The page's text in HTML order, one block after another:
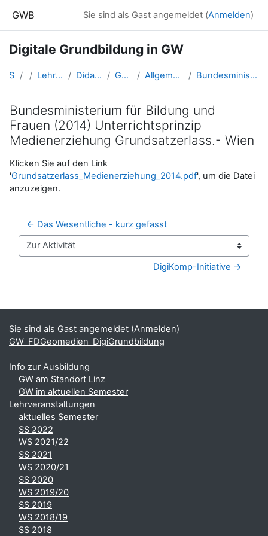
GWB Sie sind als Gast angemeldet (Anmelden)
Digitale Grundbildung in GW
Startseite Kurse Lehramtsausbildung GW im Cluster Österreich Mitte Didaktik der Geo- und Wirtschaftsmedien (GW B 5.2) GW_FDGeomedien_DigiGrundbildung Allgemeine Informationen zur Verbindlichen Übung digitale Grundbildung Bundesministerium für Bildung und Frauen (2014) Unterrichtsprinzip Medienerziehung Grundsatzerlass.- Wien
Bundesministerium für Bildung und
Frauen (2014) Unterrichtsprinzip
Medienerziehung Grundsatzerlass.- Wien
Abschlussbedingungen
Klicken Sie auf den Link
'Grundsatzerlass_Medienerziehung_2014.pdf', um die Datei
anzuzeigen.
← Das Wesentliche - kurz gefasst
Zur Aktivität
DigiKomp-Initiative →
Ergänzungsblöcke
Sie sind als Gast angemeldet (Anmelden)
GW_FDGeomedien_DigiGrundbildung
Info zur Ausbildung
GW am Standort Linz
GW im aktuellen Semester
Lehrveranstaltungen
aktuelles Semester
SS 2022
WS 2021/22
SS 2021
WS 2020/21
SS 2020
WS 2019/20
SS 2019
WS 2018/19
SS 2018